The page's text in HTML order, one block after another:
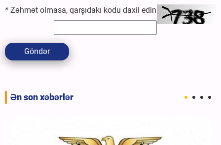
* Zəhmət olmasa, qarşıdakı kodu daxil edin
Göndər
Ən son xəbərlər